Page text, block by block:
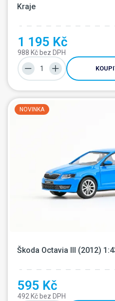
Kraje
1 195 Kč
988 Kč bez DPH
NOVINKA
Škoda Octavia III (2012)
595 Kč
492 Kč bez DPH